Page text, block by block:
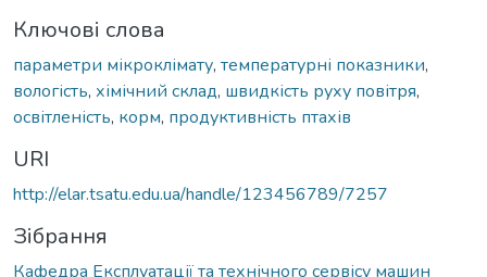
Ключові слова
параметри мікроклімату, температурні показники,
вологість, хімічний склад, швидкість руху повітря,
освітленість, корм, продуктивність птахів
URI
http://elar.tsatu.edu.ua/handle/123456789/7257
Зібрання
Кафедра Експлуатації та технічного сервісу машин